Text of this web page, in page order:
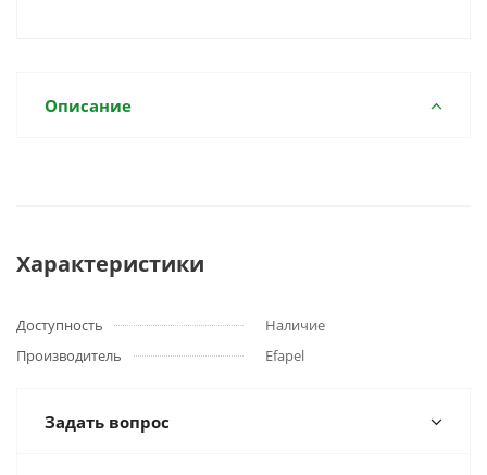
Описание
Характеристики
Доступность
Наличие
Производитель
Efapel
Задать вопрос